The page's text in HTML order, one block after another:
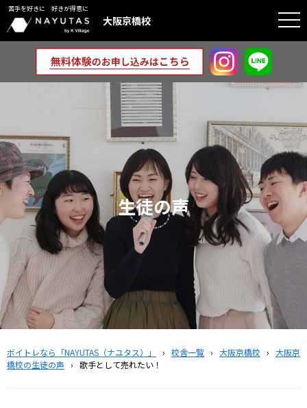
苦手を好きに 好きが得意に
大阪京橋校
生徒の声
ボイトレなら「NAYUTAS（ナユタス）」 › 校舎一覧 › 大阪京橋校 ›
大阪京
橋校の生徒の声 › 歌手として売れたい！